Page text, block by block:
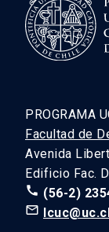
PROGRAMA
Facultad de
Avenida
Edificio Fac.
call (56-2)
mail_outline